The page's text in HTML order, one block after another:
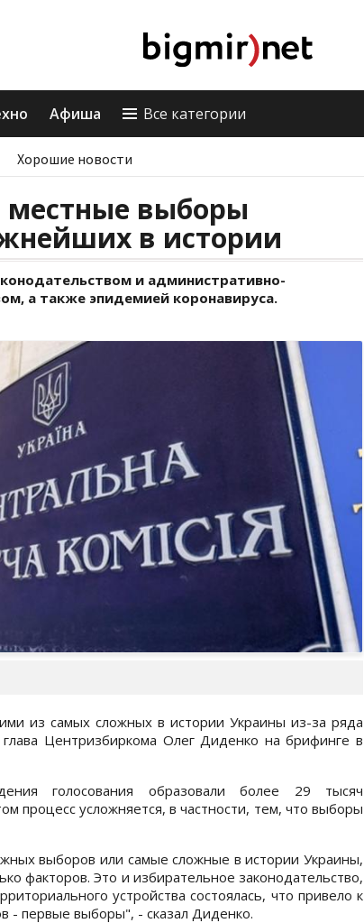
Афиша Все категории
Хорошие новости
выборы
в истории
и административно-
а также эпидемией коронавируса.
из самых сложных в истории Украины из-за ряда
Центризбиркома Олег Диденко на брифинге в
голосования образовали более 29 тысяч
процесс усложняется, в частности, тем, что выборы
выборов или самые сложные в истории Украины,
факторов. Это и избирательное законодательство,
устройства состоялась, что привело к
- первые выборы", - сказал Диденко.